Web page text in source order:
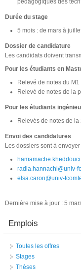
pédagogiques des
Durée du stage
5 mois : de mars à
Dossier de candidature
Les candidats doivent
Pour les étudiants en
Relevé de notes du M1
Relevé de notes de la
Pour les étudiants
Relevés de notes de la
Envoi des candidatures
Les dossiers sont à
radia.hannachi@univ-
elsa.caron@univ-
Dernière mise à jour : 5
Emplois
Toutes les offres
Stages
Thèses